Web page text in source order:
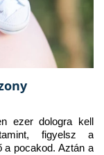
ezer dologra kell
figyelsz a
a pocakod. Aztán a